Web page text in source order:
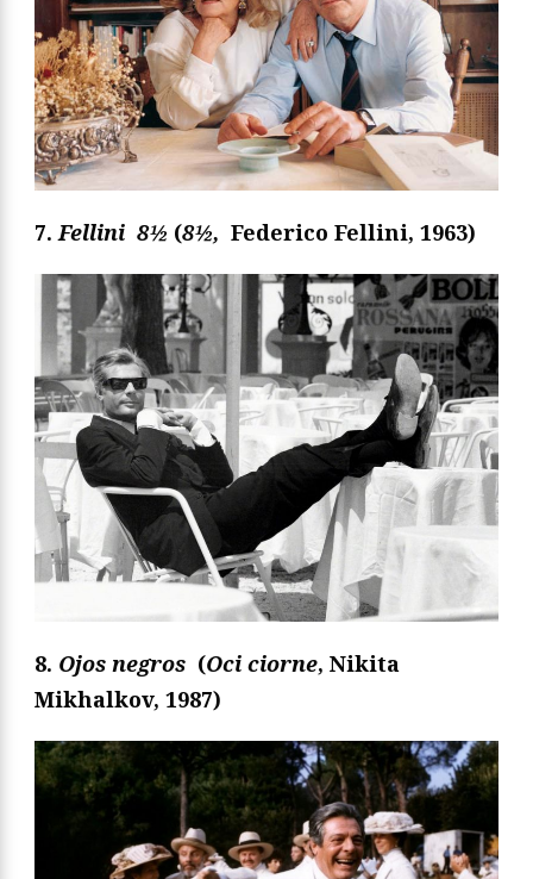
7. Fellini 8½ (8½, Federico Fellini, 1963)
8. Ojos negros (Oci ciorne, Nikita
Mikhalkov, 1987)